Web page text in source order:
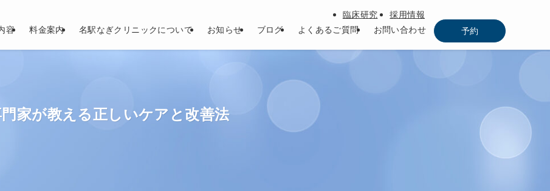
容 料金案内 名駅なぎクリニックについて お知らせ ブログ よくあるご質問 お問い合わせ 予約
臨床研究 採用情報
家が教える正しいケアと改善法